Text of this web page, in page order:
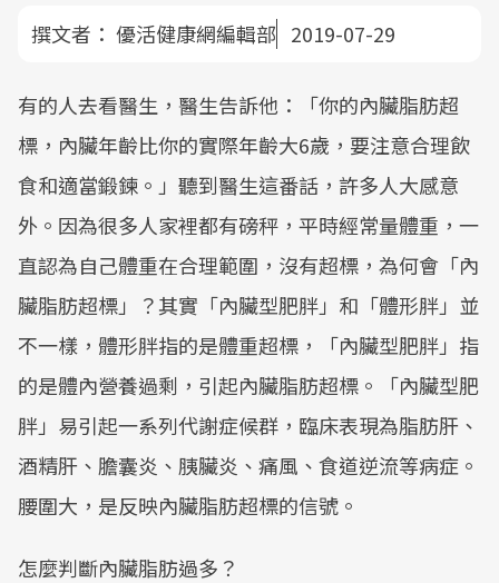
撰文者： 優活健康網編輯部 2019-07-29
有的人去看醫生，醫生告訴他：「你的內臟脂肪超
標，內臟年齡比你的實際年齡大6歲，要注意合理飲
食和適當鍛鍊。」聽到醫生這番話，許多人大感意
外。因為很多人家裡都有磅秤，平時經常量體重，一
直認為自己體重在合理範圍，沒有超標，為何會「內
臟脂肪超標」？其實「內臟型肥胖」和「體形胖」並
不一樣，體形胖指的是體重超標，「內臟型肥胖」指
的是體內營養過剩，引起內臟脂肪超標。「內臟型肥
胖」易引起一系列代謝症候群，臨床表現為脂肪肝、
酒精肝、膽囊炎、胰臟炎、痛風、食道逆流等病症。
腰圍大，是反映內臟脂肪超標的信號。
怎麼判斷內臟脂肪過多？